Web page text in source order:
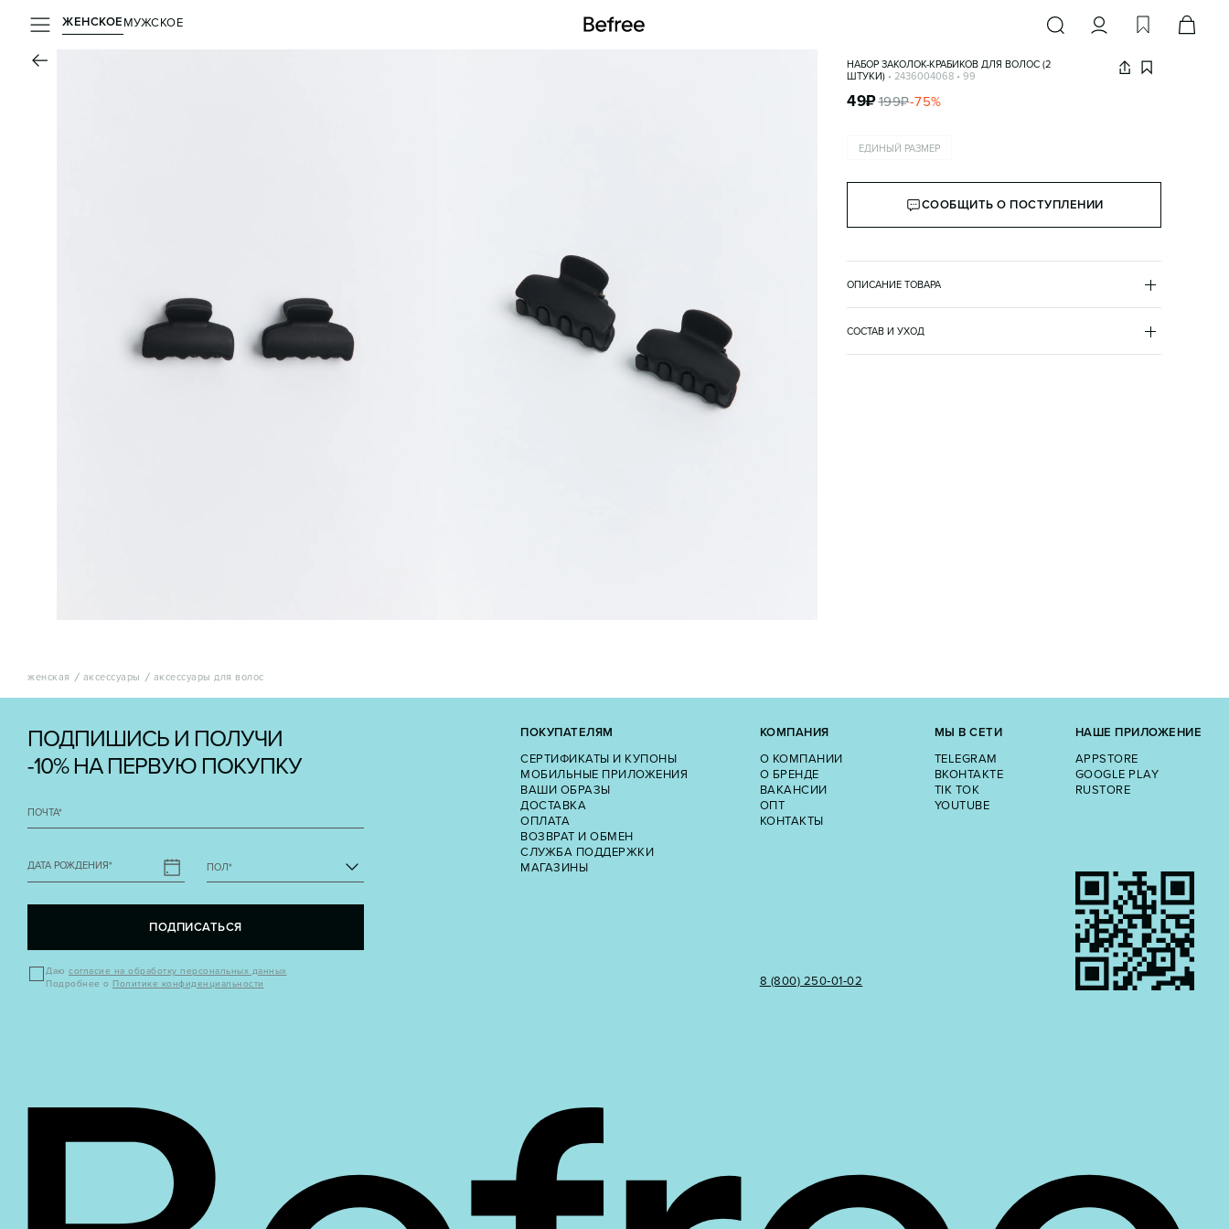
ЖЕНСКОЕМУЖСКОЕ
НАБОР ЗАКОЛОК-КРАБИКОВ ДЛЯ ВОЛОС (2
ШТУКИ) • 2436004068 • 99
49₽199₽-75%
СООБЩИТЬ О ПОСТУПЛЕНИИ
ЕДИНЫЙ РАЗМЕР
ОПИСАНИЕ ТОВАРА
МУЛЬТИКОЛОР •
СОСТАВ И УХОД
женская аксессуары аксессуары для волос
ПОДПИШИСЬ И ПОЛУЧИ
-10% НА ПЕРВУЮ ПОКУПКУ
ПОЧТА*
ДАТА РОЖДЕНИЯ* ПОЛ*
ПОДПИСАТЬСЯ
Даю согласие на обработку персональных данных
Подробнее о Политике конфиденциальности
ПОКУПАТЕЛЯМ
СЕРТИФИКАТЫ И КУПОНЫ
МОБИЛЬНЫЕ ПРИЛОЖЕНИЯ
ВАШИ ОБРАЗЫ
ДОСТАВКА
ОПЛАТА
ВОЗВРАТ И ОБМЕН
СЛУЖБА ПОДДЕРЖКИ
МАГАЗИНЫ
КОМПАНИЯ
О КОМПАНИИ
О БРЕНДЕ
ВАКАНСИИ
ОПТ
КОНТАКТЫ
8 (800) 250‑01‑02
МЫ В СЕТИ
TELEGRAM
ВКОНТАКТЕ
TIK TOK
YOUTUBE
НАШЕ ПРИЛОЖЕНИЕ
APPSTORE
GOOGLE PLAY
RUSTORE